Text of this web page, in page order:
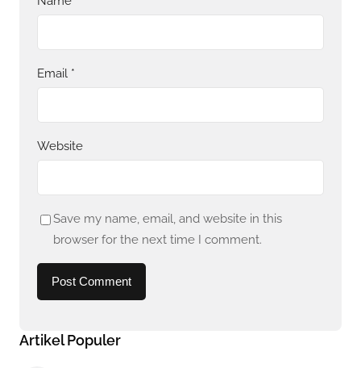
Email *
Website
Save my name, email, and website in this
browser for the next time I comment.
Artikel Populer